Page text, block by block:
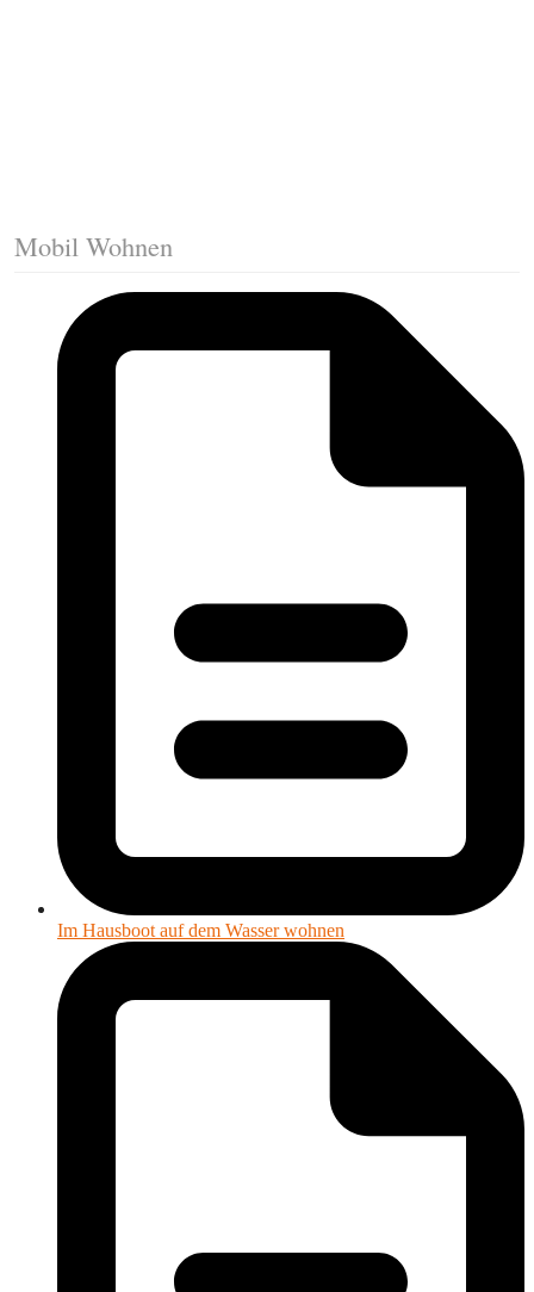
Mobil Wohnen
Im Hausboot auf dem Wasser wohnen